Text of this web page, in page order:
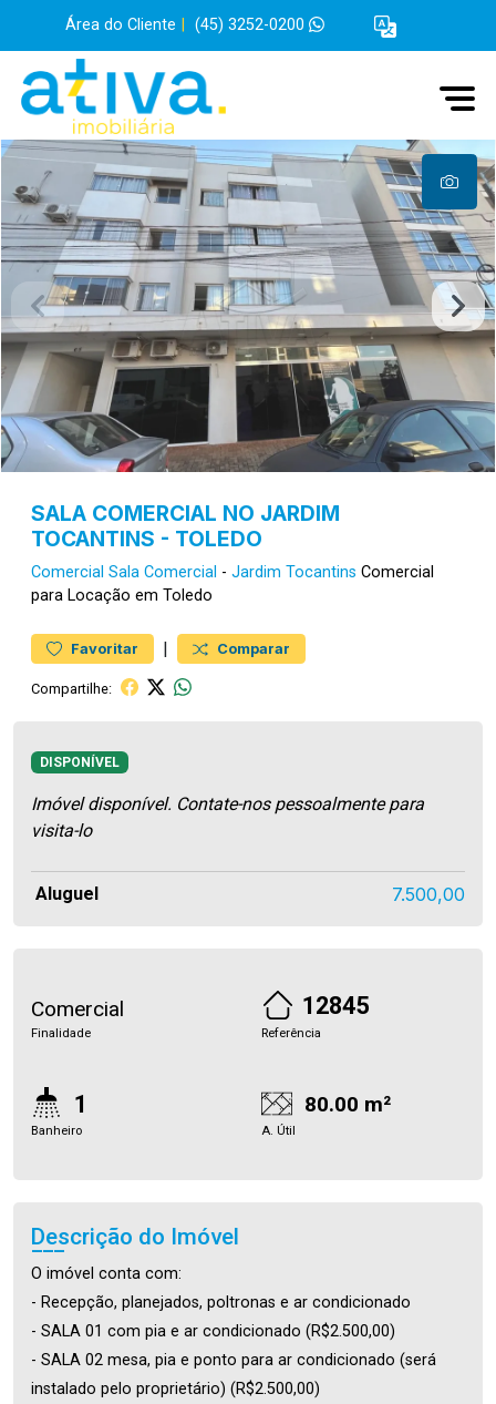
Área do Cliente (45) 3252-0200
SALA COMERCIAL NO JARDIM
TOCANTINS - TOLEDO
Comercial Sala Comercial - Jardim Tocantins Comercial
para Locação em Toledo
Favoritar | Comparar
Compartilhe:
DISPONÍVEL
Imóvel disponível. Contate-nos pessoalmente para
visita-lo
Aluguel 7.500,00
Comercial
Finalidade
12845
Referência
1
Banheiro
80.00 m²
A. Útil
Descrição do Imóvel
O imóvel conta com:
- Recepção, planejados, poltronas e ar condicionado
- SALA 01 com pia e ar condicionado (R$2.500,00)
- SALA 02 mesa, pia e ponto para ar condicionado (será
instalado pelo proprietário) (R$2.500,00)